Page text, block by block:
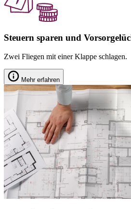
Steuern sparen und
Zwei Fliegen mit einer Klappe schlagen.
Mehr erfahren